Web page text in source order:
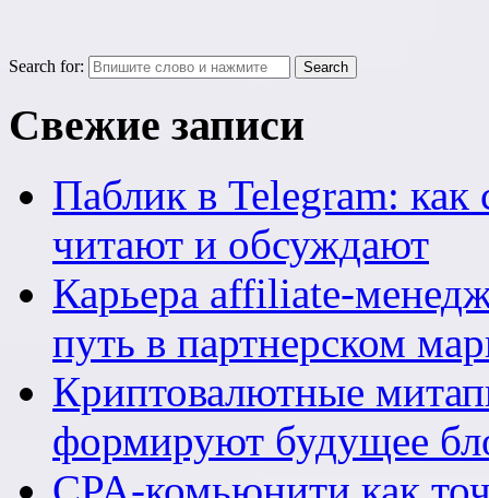
Search for:
Свежие записи
Паблик в Telegram: как
читают и обсуждают
Карьера affiliate-
путь в партнерском
Криптовалютные
формируют будущее